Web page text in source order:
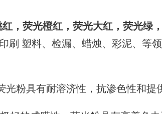
，荧光橙红，荧光大红，荧光绿
刷 塑料、检漏、蜡烛、彩泥、等
粉具有耐溶济性，抗渗色性和提